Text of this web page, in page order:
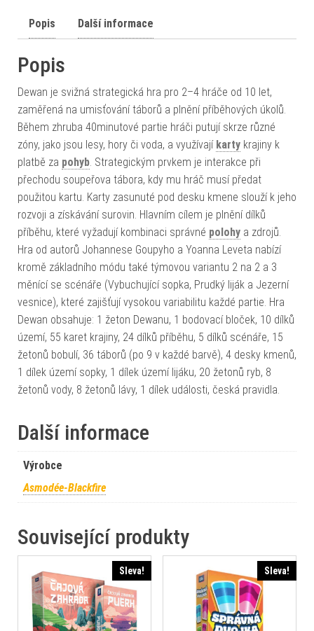
Popis Další informace
Popis
Dewan je svižná strategická hra pro 2–4 hráče od 10 let,
zaměřená na umisťování táborů a plnění příběhových úkolů.
Během zhruba 40minutové partie hráči putují skrze různé
zóny, jako jsou lesy, hory či voda, a využívají karty krajiny k
platbě za pohyb . Strategickým prvkem je interakce při
přechodu soupeřova tábora, kdy mu hráč musí předat
použitou kartu. Karty zasunuté pod desku kmene slouží k jeho
rozvoji a získávání surovin. Hlavním cílem je plnění dílků
příběhu, které vyžadují kombinaci správné polohy a zdrojů.
Hra od autorů Johannese Goupyho a Yoanna Leveta nabízí
kromě základního módu také týmovou variantu 2 na 2 a 3
měnící se scénáře (Vybuchující sopka, Prudký liják a Jezerní
vesnice), které zajišťují vysokou variabilitu každé partie. Hra
Dewan obsahuje: 1 žeton Dewanu, 1 bodovací bloček, 10 dílků
území, 55 karet krajiny, 24 dílků příběhu, 5 dílků scénáře, 15
žetonů bobulí, 36 táborů (po 9 v každé barvě), 4 desky kmenů,
1 dílek území sopky, 1 dílek území lijáku, 20 žetonů ryb, 8
žetonů vody, 8 žetonů lávy, 1 dílek události, česká pravidla.
Další informace
Výrobce
Asmodée-Blackfire
Související produkty
Sleva! Sleva!